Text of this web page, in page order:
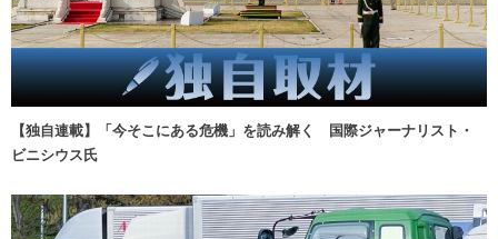
【独自連載】「今そこにある危機」を読み解く 国際ジャーナリスト・
ビニシウス氏